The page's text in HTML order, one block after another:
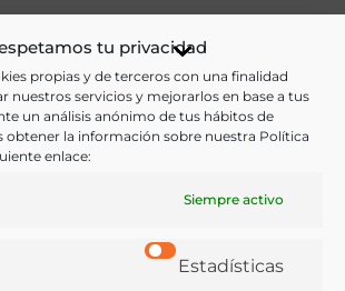
tu privacidad
propias y de terceros con una finalidad
nuestros servicios y mejorarlos en base a tus
un análisis anónimo de tus hábitos de
obtener la información sobre nuestra Política
enlace:
Siempre activo
Estadísticas